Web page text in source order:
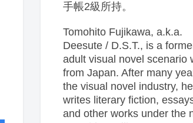
手帳2級所持。
Tomohito Fujikawa, a.k.a.
Deesute / D.S.T., is a
adult visual novel scenario
from Japan. After many
the visual novel industry,
writes literary fiction,
and other works under the